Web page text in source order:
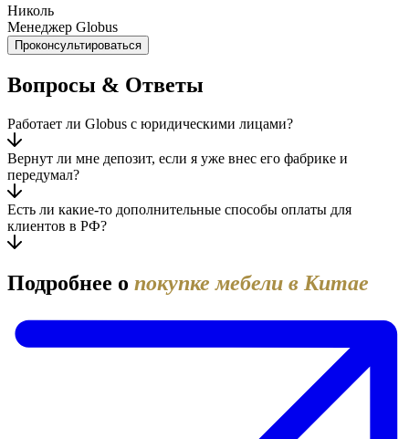
Николь
Менеджер Globus
Проконсультироваться
Вопросы & Ответы
Работает ли Globus с юридическими лицами?
Вернут ли мне депозит, если я уже внес его фабрике и
передумал?
Есть ли какие-то дополнительные способы оплаты для
клиентов в РФ?
Подробнее о покупке мебели в Китае